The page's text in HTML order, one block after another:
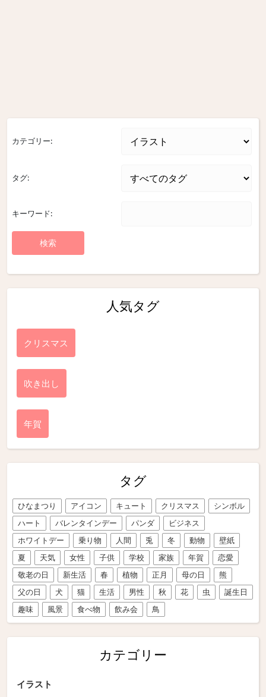
カテゴリー:
タグ:
キーワード:
人気タグ
クリスマス
吹き出し
年賀
タグ
ひなまつり アイコン キュート クリスマス
シンボル
ハート
バレンタインデー パンダ
ビジネス
ホワイトデー
乗り物 人間 兎 冬 動物
壁紙
夏
天気 女性 子供 学校 家族 年賀
恋愛
敬老の日
新生活 春 植物 正月 母の日
熊
父の日
犬 猫 生活 男性 秋 花 虫
誕生日
趣味
風景 食べ物 飲み会 鳥
カテゴリー
イラスト